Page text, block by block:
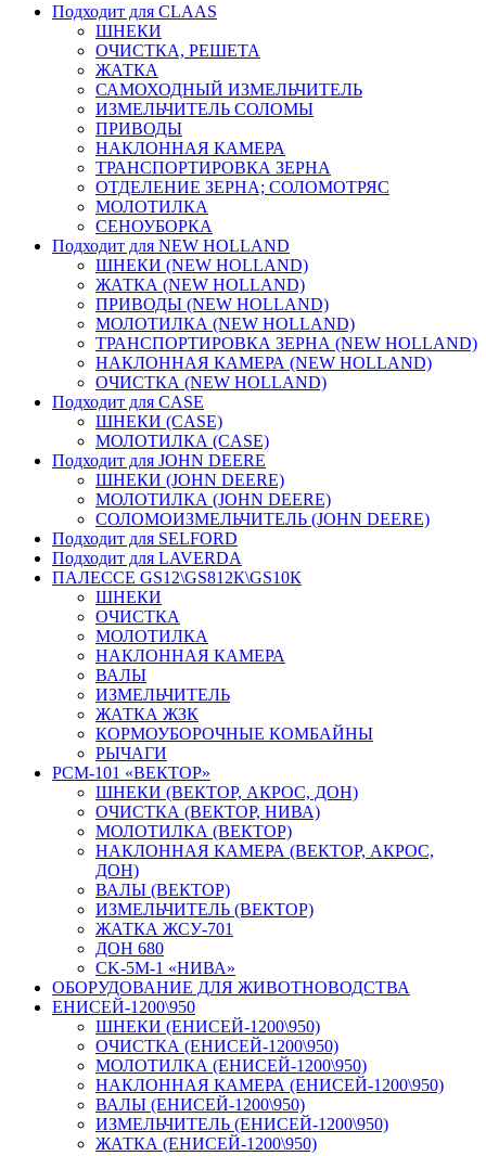
Подходит для CLAAS
ШНЕКИ
ОЧИСТКА, РЕШЕТА
ЖАТКА
САМОХОДНЫЙ ИЗМЕЛЬЧИТЕЛЬ
ИЗМЕЛЬЧИТЕЛЬ СОЛОМЫ
ПРИВОДЫ
НАКЛОННАЯ КАМЕРА
ТРАНСПОРТИРОВКА ЗЕРНА
ОТДЕЛЕНИЕ ЗЕРНА; СОЛОМОТРЯС
МОЛОТИЛКА
СЕНОУБОРКА
Подходит для NEW HOLLAND
ШНЕКИ (NEW HOLLAND)
ЖАТКА (NEW HOLLAND)
ПРИВОДЫ (NEW HOLLAND)
МОЛОТИЛКА (NEW HOLLAND)
ТРАНСПОРТИРОВКА ЗЕРНА (NEW HOLLAND)
НАКЛОННАЯ КАМЕРА (NEW HOLLAND)
ОЧИСТКА (NEW HOLLAND)
Подходит для CASE
ШНЕКИ (CASE)
МОЛОТИЛКА (CASE)
Подходит для JOHN DEERE
ШНЕКИ (JOHN DEERE)
МОЛОТИЛКА (JOHN DEERE)
СОЛОМОИЗМЕЛЬЧИТЕЛЬ (JOHN DEERE)
Подходит для SELFORD
Подходит для LAVERDA
ПАЛЕССЕ GS12\GS812К\GS10К
ШНЕКИ
ОЧИСТКА
МОЛОТИЛКА
НАКЛОННАЯ КАМЕРА
ВАЛЫ
ИЗМЕЛЬЧИТЕЛЬ
ЖАТКА ЖЗК
КОРМОУБОРОЧНЫЕ КОМБАЙНЫ
РЫЧАГИ
РСМ-101 «ВЕКТОР»
ШНЕКИ (ВЕКТОР, АКРОС, ДОН)
ОЧИСТКА (ВЕКТОР, НИВА)
МОЛОТИЛКА (ВЕКТОР)
НАКЛОННАЯ КАМЕРА (ВЕКТОР, АКРОС,
ДОН)
ВАЛЫ (ВЕКТОР)
ИЗМЕЛЬЧИТЕЛЬ (ВЕКТОР)
ЖАТКА ЖСУ-701
ДОН 680
CK-5М-1 «НИВА»
ОБОРУДОВАНИЕ ДЛЯ ЖИВОТНОВОДСТВА
ЕНИСЕЙ-1200\950
ШНЕКИ (ЕНИСЕЙ-1200\950)
ОЧИСТКА (ЕНИСЕЙ-1200\950)
МОЛОТИЛКА (ЕНИСЕЙ-1200\950)
НАКЛОННАЯ КАМЕРА (ЕНИСЕЙ-1200\950)
ВАЛЫ (ЕНИСЕЙ-1200\950)
ИЗМЕЛЬЧИТЕЛЬ (ЕНИСЕЙ-1200\950)
ЖАТКА (ЕНИСЕЙ-1200\950)